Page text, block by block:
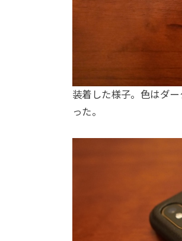
装着した様子。色はダ
った。